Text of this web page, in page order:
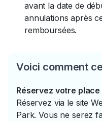
avant la date de
annulations après
remboursées.
Voici comment
Réservez votre place
Réservez via le site
Park. Vous ne serez